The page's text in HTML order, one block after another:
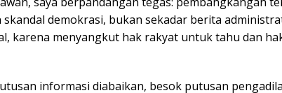
skandal demokrasi, bukan sekadar berita
karena menyangkut hak rakyat untuk tahu dan
informasi diabaikan, besok putusan